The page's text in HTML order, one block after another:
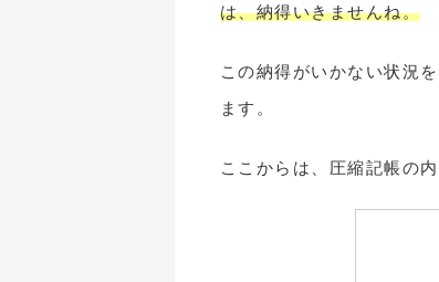
は、納得いきませんね。
この納得がいかない状況
ます。
ここからは、圧縮記帳の